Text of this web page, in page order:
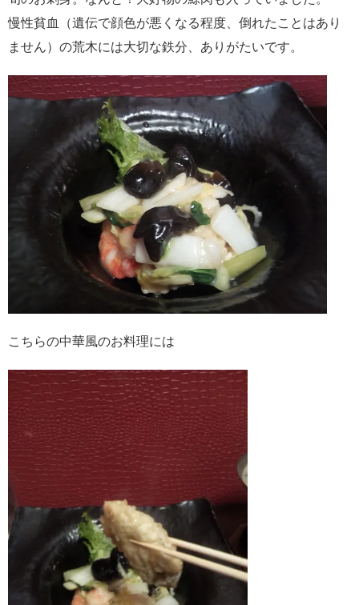
慢性貧血（遺伝で顔色が悪くなる程度、倒れたことはあり
ません）の荒木には大切な鉄分、ありがたいです。
こちらの中華風のお料理には